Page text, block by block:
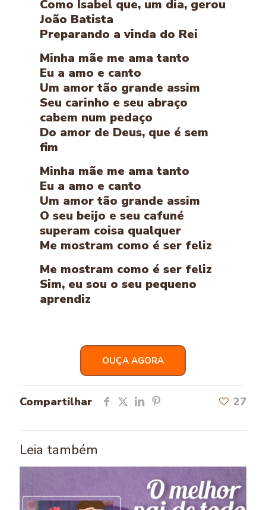
Como Isabel que, um dia, gerou
João Batista
Preparando a vinda do Rei
Minha mãe me ama tanto
Eu a amo e canto
Um amor tão grande assim
Seu carinho e seu abraço
cabem num pedaço
Do amor de Deus, que é sem
fim
Minha mãe me ama tanto
Eu a amo e canto
Um amor tão grande assim
O seu beijo e seu cafuné
superam coisa qualquer
Me mostram como é ser feliz
Me mostram como é ser feliz
Sim, eu sou o seu pequeno
aprendiz
OUÇA AGORA
Compartilhar 27
Leia também